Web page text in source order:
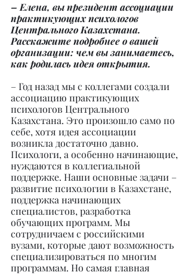
– Елена, вы президент ассоциации
практикующих психологов
Центрального Казахстана.
Расскажите подробнее о вашей
организации: чем вы занимаетесь,
как родилась идея открытия.
– Год назад мы с коллегами создали
ассоциацию практикующих
психологов Центрального
Казахстана. Это произошло само по
себе, хотя идея ассоциации
возникла достаточно давно.
Психологи, а особенно начинающие,
нуждаются в коллегиальной
поддержке. Наши основные задачи –
развитие психологии в Казахстане,
поддержка начинающих
специалистов, разработка
обучающих программ. Мы
сотрудничаем с российскими
вузами, которые дают возможность
специализироваться по многим
программам. Но самая главная